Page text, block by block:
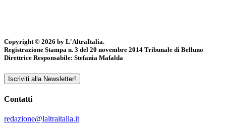
Copyright © 2026 by L'AltraItalia.
Registrazione Stampa n. 3 del 20 novembre 2014 Tribunale di Belluno
Direttrice Responsabile: Stefania Mafalda
Iscriviti alla Newsletter!
Contatti
redazione@laltraitalia.it